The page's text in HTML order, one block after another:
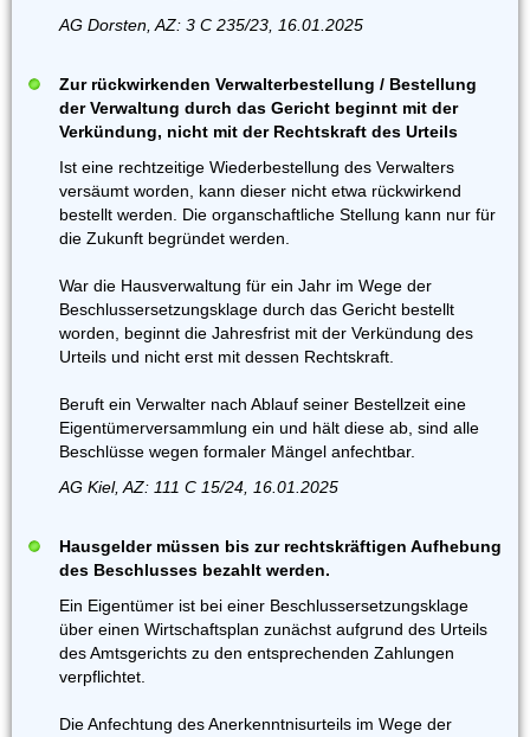
AG Dorsten, AZ: 3 C 235/23, 16.01.2025
Zur rückwirkenden Verwalterbestellung / Bestellung
der Verwaltung durch das Gericht beginnt mit der
Verkündung, nicht mit der Rechtskraft des Urteils
Ist eine rechtzeitige Wiederbestellung des Verwalters
versäumt worden, kann dieser nicht etwa rückwirkend
bestellt werden. Die organschaftliche Stellung kann nur für
die Zukunft begründet werden.
War die Hausverwaltung für ein Jahr im Wege der
Beschlussersetzungsklage durch das Gericht bestellt
worden, beginnt die Jahresfrist mit der Verkündung des
Urteils und nicht erst mit dessen Rechtskraft.
Beruft ein Verwalter nach Ablauf seiner Bestellzeit eine
Eigentümerversammlung ein und hält diese ab, sind alle
Beschlüsse wegen formaler Mängel anfechtbar.
AG Kiel, AZ: 111 C 15/24, 16.01.2025
Hausgelder müssen bis zur rechtskräftigen Aufhebung
des Beschlusses bezahlt werden.
Ein Eigentümer ist bei einer Beschlussersetzungsklage
über einen Wirtschaftsplan zunächst aufgrund des Urteils
des Amtsgerichts zu den entsprechenden Zahlungen
verpflichtet.
Die Anfechtung des Anerkenntnisurteils im Wege der